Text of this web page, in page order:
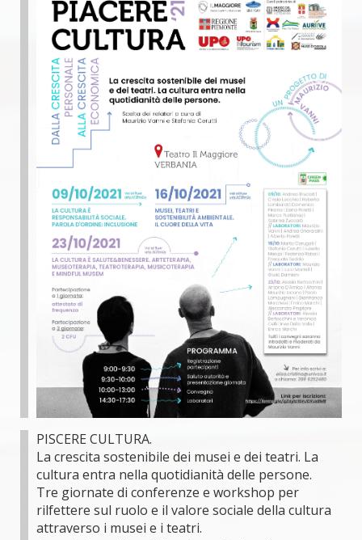
PISCERE CULTURA.
La crescita sostenibile dei musei e dei teatri. La
cultura entra nella quotidianità delle persone.
Tre giornate di conferenze e workshop per
rilfettere sul ruolo e il valore sociale della cultura
attraverso i musei e i teatri.